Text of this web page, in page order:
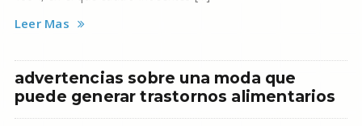
Leer Mas
advertencias sobre una moda que
puede generar trastornos alimentarios